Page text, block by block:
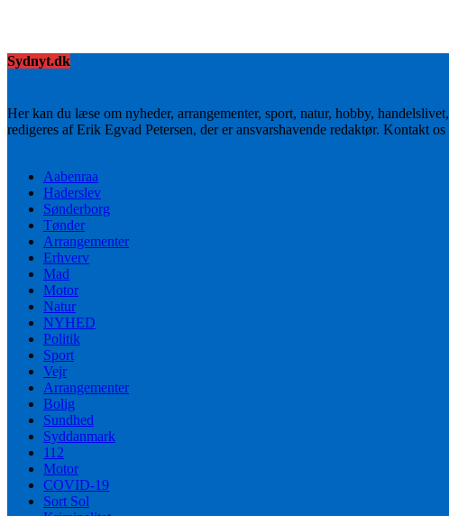
Sydnyt.dk
Her kan du læse om nyheder, arrangementer, sport, natur, hobby,
redigeres af Erik Egvad Petersen, der er ansvarshavende redaktør. Kontakt
Aabenraa
Haderslev
Sønderborg
Tønder
Arrangementer
Erhverv
Mad
Motor
Natur
NYHED
Politik
Sport
Vejr
Arrangementer
Bolig
Sundhed
Syddanmark
112
Motor
COVID-19
Sort Sol